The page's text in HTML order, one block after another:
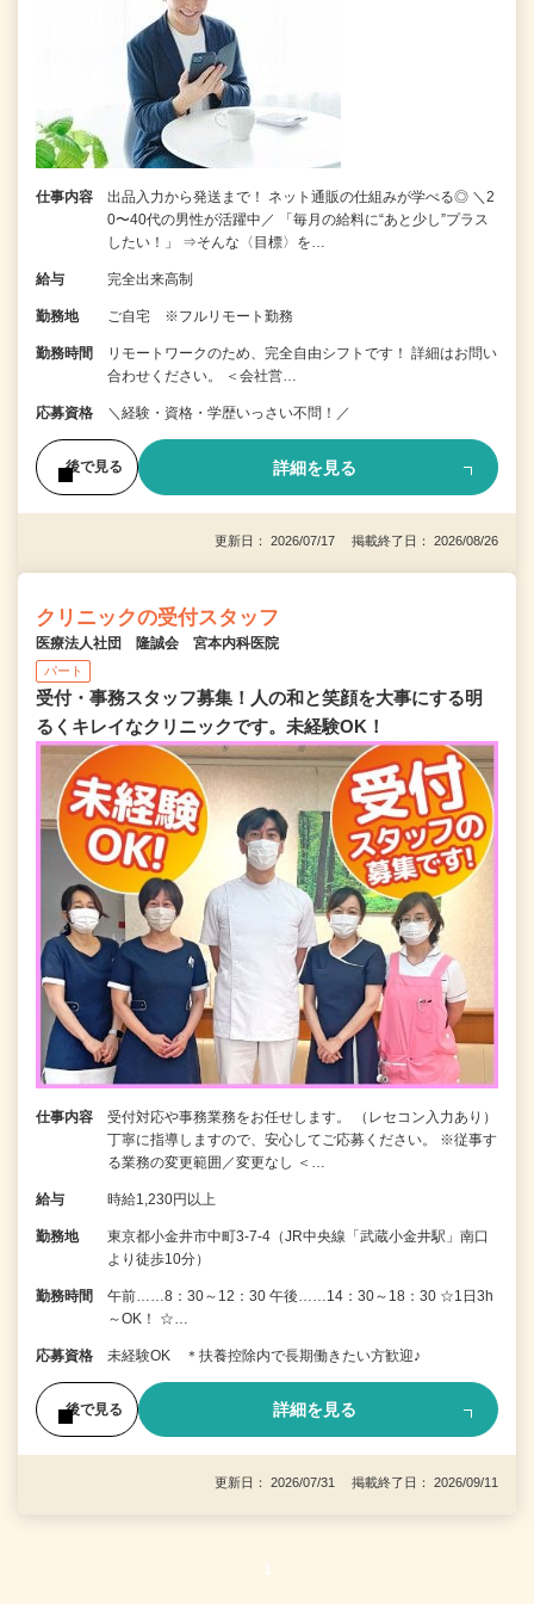
仕事内容
出品入力から発送まで！ ネット通販の仕組みが学べる◎ ＼2
0〜40代の男性が活躍中／ 「毎月の給料に“あと少し”プラス
したい！」 ⇒そんな〈目標〉を…
給与 完全出来高制
勤務地 ご自宅 ※フルリモート勤務
勤務時間
リモートワークのため、完全自由シフトです！ 詳細はお問い
合わせください。 ＜会社営…
応募資格 ＼経験・資格・学歴いっさい不問！／
後で見る 詳細を見る
更新日： 2026/07/17 掲載終了日： 2026/08/26
クリニックの受付スタッフ
医療法人社団 隆誠会 宮本内科医院
パート
受付・事務スタッフ募集！人の和と笑顔を大事にする明
るくキレイなクリニックです。未経験OK！
仕事内容
受付対応や事務業務をお任せします。 （レセコン入力あり）
丁寧に指導しますので、安心してご応募ください。 ※従事す
る業務の変更範囲／変更なし ＜…
給与 時給1,230円以上
勤務地
東京都小金井市中町3-7-4（JR中央線「武蔵小金井駅」南口
より徒歩10分）
勤務時間
午前……8：30～12：30 午後……14：30～18：30 ☆1日3h
～OK！ ☆…
応募資格 未経験OK ＊扶養控除内で長期働きたい方歓迎♪
後で見る 詳細を見る
更新日： 2026/07/31 掲載終了日： 2026/09/11
1